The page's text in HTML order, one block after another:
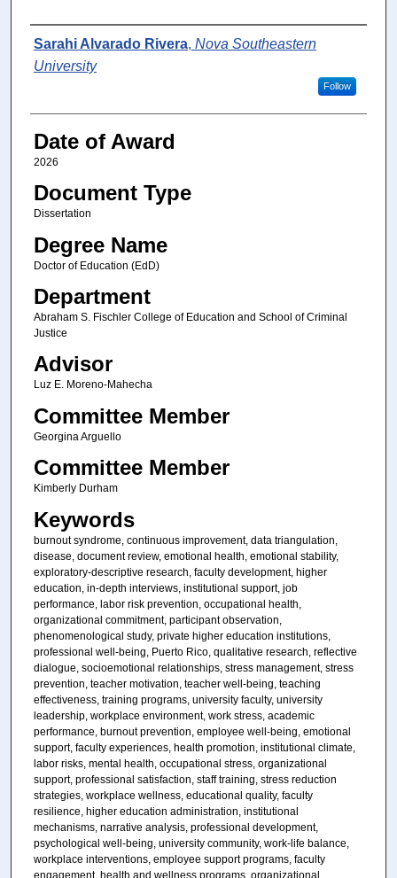
Author
Sarahi Alvarado Rivera, Nova Southeastern
University
Follow
Date of Award
2026
Document Type
Dissertation
Degree Name
Doctor of Education (EdD)
Department
Abraham S. Fischler College of Education and School of Criminal
Justice
Advisor
Luz E. Moreno-Mahecha
Committee Member
Georgina Arguello
Committee Member
Kimberly Durham
Keywords
burnout syndrome, continuous improvement, data triangulation,
disease, document review, emotional health, emotional stability,
exploratory-descriptive research, faculty development, higher
education, in-depth interviews, institutional support, job
performance, labor risk prevention, occupational health,
organizational commitment, participant observation,
phenomenological study, private higher education institutions,
professional well-being, Puerto Rico, qualitative research, reflective
dialogue, socioemotional relationships, stress management, stress
prevention, teacher motivation, teacher well-being, teaching
effectiveness, training programs, university faculty, university
leadership, workplace environment, work stress, academic
performance, burnout prevention, employee well-being, emotional
support, faculty experiences, health promotion, institutional climate,
labor risks, mental health, occupational stress, organizational
support, professional satisfaction, staff training, stress reduction
strategies, workplace wellness, educational quality, faculty
resilience, higher education administration, institutional
mechanisms, narrative analysis, professional development,
psychological well-being, university community, work-life balance,
workplace interventions, employee support programs, faculty
engagement, health and wellness programs, organizational